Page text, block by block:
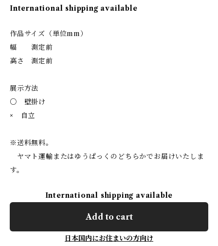
International shipping available
作品サイズ（単位mm）
幅 測定前
高さ 測定前
展示方法
○ 壁掛け
× 自立
※送料無料。
ヤマト運輸またはゆうぱっくのどちらかでお届けいたしま
す。
International shipping available
Add to cart
日本国内にお住まいの方向け